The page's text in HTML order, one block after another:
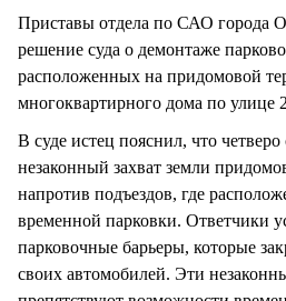
Приставы отдела по САО города
решение суда о демонтаже
расположенных на придомовой
многоквартирного дома по улице
В суде истец пояснил, что четверо
незаконный захват земли
напротив подъездов, где
временной парковки. Ответчики
парковочные барьеры, которые
своих автомобилей. Эти